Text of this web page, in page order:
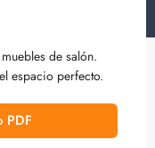
de salón.
espacio perfecto.
PDF